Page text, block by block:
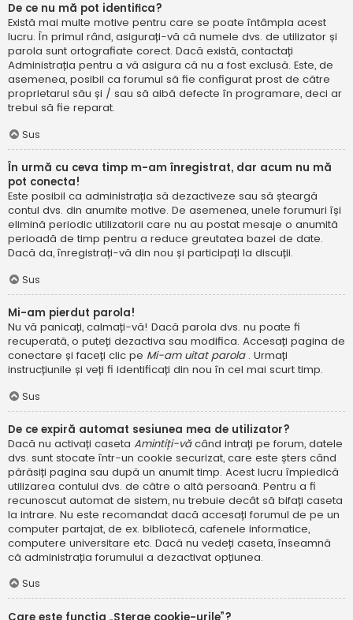
De ce nu mă pot identifica?
Există mai multe motive pentru care se poate întâmpla acest
lucru. În primul rând, asigurați-vă că numele dvs. de utilizator și
parola sunt ortografiate corect. Dacă există, contactați
Administrația pentru a vă asigura că nu a fost exclusă. Este, de
asemenea, posibil ca forumul să fie configurat prost de către
proprietarul său și / sau să aibă defecte în programare, deci ar
trebui să fie reparat.
Sus
În urmă cu ceva timp m-am înregistrat, dar acum nu mă
pot conecta!
Este posibil ca administrația să dezactiveze sau să șteargă
contul dvs. din anumite motive. De asemenea, unele forumuri își
elimină periodic utilizatorii care nu au postat mesaje o anumită
perioadă de timp pentru a reduce greutatea bazei de date.
Dacă da, înregistrați-vă din nou și participați la discuții.
Sus
Mi-am pierdut parola!
Nu vă panicați, calmați-vă! Dacă parola dvs. nu poate fi
recuperată, o puteți dezactiva sau modifica. Accesați pagina de
conectare și faceți clic pe Mi-am uitat parola . Urmați
instrucțiunile și veți fi identificați din nou în cel mai scurt timp.
Sus
De ce expiră automat sesiunea mea de utilizator?
Dacă nu activați caseta Amintiți-văcând intrați pe forum, datele
dvs. sunt stocate într-un cookie securizat, care este șters când
părăsiți pagina sau după un anumit timp. Acest lucru împiedică
utilizarea contului dvs. de către o altă persoană. Pentru a fi
recunoscut automat de sistem, nu trebuie decât să bifați caseta
la intrare. Nu este recomandat dacă accesați forumul de pe un
computer partajat, de ex. bibliotecă, cafenele informatice,
computere universitare etc. Dacă nu vedeți caseta, înseamnă
că administrația forumului a dezactivat opțiunea.
Sus
Care este funcția „Șterge cookie-urile”?